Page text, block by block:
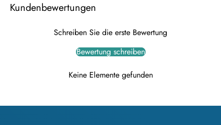
Kundenbewertungen
Schreiben Sie die erste Bewertung
Bewertung schreiben
Keine Elemente gefunden